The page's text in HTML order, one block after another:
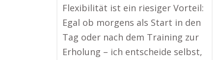
Flexibilität ist ein riesiger Vorteil:
Egal ob morgens als Start in den
Tag oder nach dem Training zur
Erholung – ich entscheide selbst,